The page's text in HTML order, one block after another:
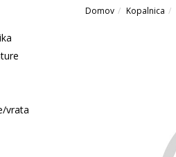
vrata
Domov Kopalnica